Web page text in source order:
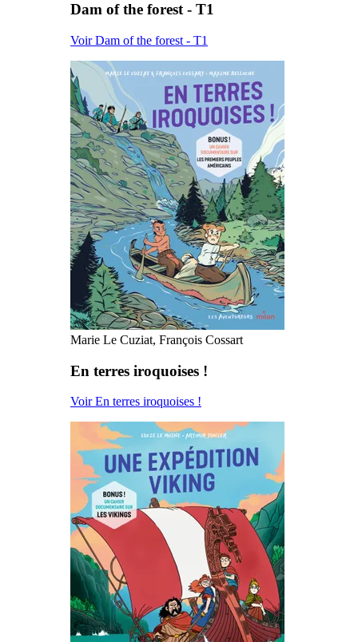
Dam of the forest - T1
Voir Dam of the forest - T1
Marie Le Cuziat, François Cossart
En terres iroquoises !
Voir En terres iroquoises !